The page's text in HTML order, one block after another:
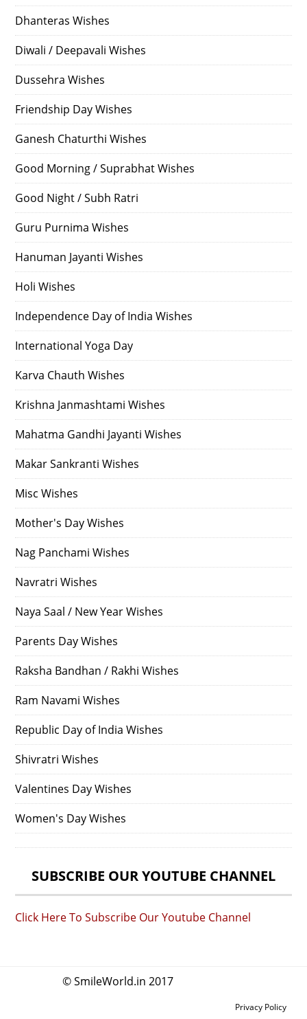
Dhanteras Wishes
Diwali / Deepavali Wishes
Dussehra Wishes
Friendship Day Wishes
Ganesh Chaturthi Wishes
Good Morning / Suprabhat Wishes
Good Night / Subh Ratri
Guru Purnima Wishes
Hanuman Jayanti Wishes
Holi Wishes
Independence Day of India Wishes
International Yoga Day
Karva Chauth Wishes
Krishna Janmashtami Wishes
Mahatma Gandhi Jayanti Wishes
Makar Sankranti Wishes
Misc Wishes
Mother's Day Wishes
Nag Panchami Wishes
Navratri Wishes
Naya Saal / New Year Wishes
Parents Day Wishes
Raksha Bandhan / Rakhi Wishes
Ram Navami Wishes
Republic Day of India Wishes
Shivratri Wishes
Valentines Day Wishes
Women's Day Wishes
SUBSCRIBE OUR YOUTUBE CHANNEL
Click Here To Subscribe Our Youtube Channel
© SmileWorld.in 2017
Privacy Policy